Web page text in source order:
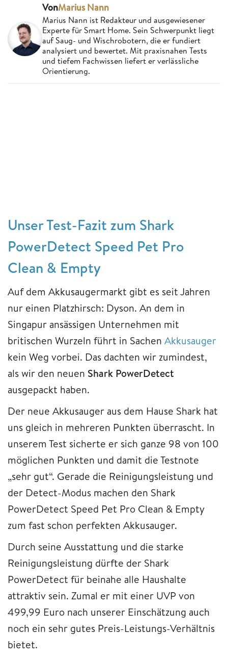
VonMarius Nann
Marius Nann ist Redakteur und ausgewiesener
Experte für Smart Home. Sein Schwerpunkt liegt
auf Saug- und Wischrobotern, die er fundiert
analysiert und bewertet. Mit praxisnahen Tests
und tiefem Fachwissen liefert er verlässliche
Orientierung.
Unser Test-Fazit zum Shark
PowerDetect Speed Pet Pro
Clean & Empty
Auf dem Akkusaugermarkt gibt es seit Jahren
nur einen Platzhirsch: Dyson. An dem in
Singapur ansässigen Unternehmen mit
britischen Wurzeln führt in Sachen Akkusauger
kein Weg vorbei. Das dachten wir zumindest,
als wir den neuen Shark PowerDetect
ausgepackt haben.
Der neue Akkusauger aus dem Hause Shark hat
uns gleich in mehreren Punkten überrascht. In
unserem Test sicherte er sich ganze 98 von 100
möglichen Punkten und damit die Testnote
„sehr gut“. Gerade die Reinigungsleistung und
der Detect-Modus machen den Shark
PowerDetect Speed Pet Pro Clean & Empty
zum fast schon perfekten Akkusauger.
Durch seine Ausstattung und die starke
Reinigungsleistung dürfte der Shark
PowerDetect für beinahe alle Haushalte
attraktiv sein. Zumal er mit einer UVP von
499,99 Euro nach unserer Einschätzung auch
noch ein sehr gutes Preis-Leistungs-Verhältnis
bietet.